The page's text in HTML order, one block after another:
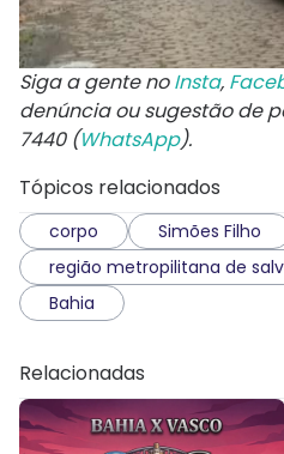
Siga a gente noInsta,
denúncia ou sugestão de
7440 (WhatsApp).
Tópicos relacionados
corpo Simões Filho
região metropilitana de
Bahia
Relacionadas